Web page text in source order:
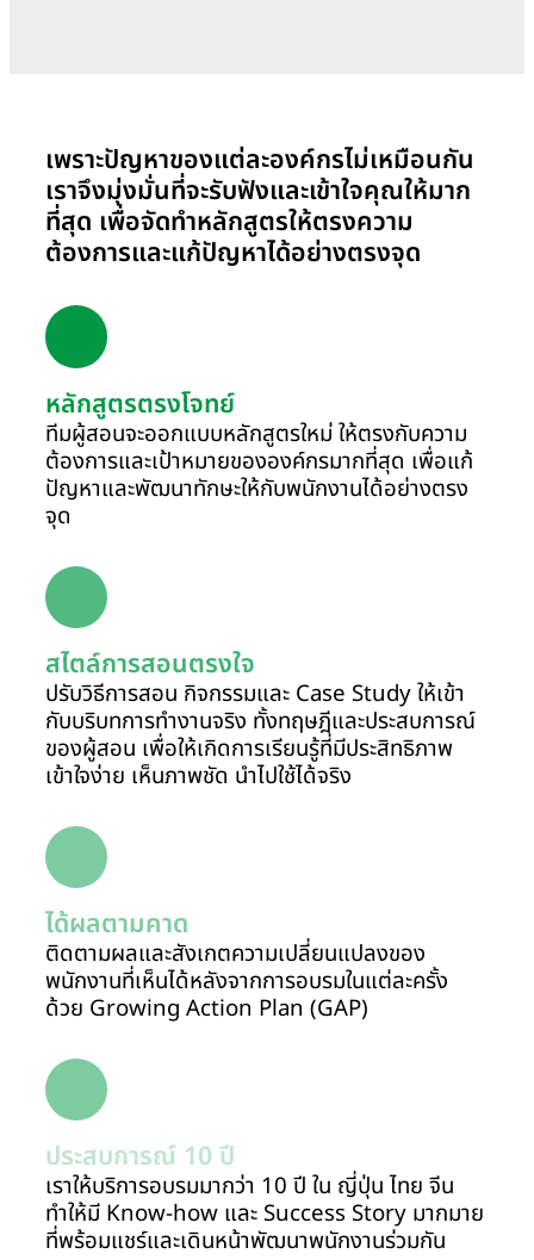
เพราะปัญหาของแต่ละองค์กรไม่เหมือนกัน
เราจึงมุ่งมั่นที่จะรับฟังและเข้าใจคุณให้มาก
ที่สุด เพื่อจัดทำหลักสูตรให้ตรงความ
ต้องการและแก้ปัญหาได้อย่างตรงจุด
หลักสูตรตรงโจทย์
ทีมผู้สอนจะออกแบบหลักสูตรใหม่ ให้ตรงกับความ
ต้องการและเป้าหมายขององค์กรมากที่สุด เพื่อแก้
ปัญหาและพัฒนาทักษะให้กับพนักงานได้อย่างตรง
จุด
สไตล์การสอนตรงใจ
ปรับวิธีการสอน กิจกรรมและ Case Study ให้เข้า
กับบริบทการทำงานจริง ทั้งทฤษฎีและประสบการณ์
ของผู้สอน เพื่อให้เกิดการเรียนรู้ที่มีประสิทธิภาพ
เข้าใจง่าย เห็นภาพชัด นำไปใช้ได้จริง
ได้ผลตามคาด
ติดตามผลและสังเกตความเปลี่ยนแปลงของ
พนักงานที่เห็นได้หลังจากการอบรมในแต่ละครั้ง
ด้วย Growing Action Plan (GAP)
ประสบการณ์ 10 ปี
เราให้บริการอบรมมากว่า 10 ปี ใน ญี่ปุ่น ไทย จีน
ทำให้มี Know-how และ Success Story มากมาย
ที่พร้อมแชร์และเดินหน้าพัฒนาพนักงานร่วมกัน